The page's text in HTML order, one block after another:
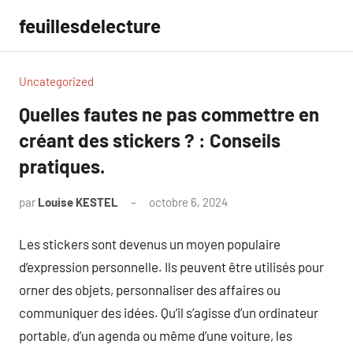
contenu
feuillesdelecture
Uncategorized
Quelles fautes ne pas commettre en
créant des stickers ? : Conseils
pratiques.
par Louise KESTEL octobre 6, 2024
Les stickers sont devenus un moyen populaire
d’expression personnelle. Ils peuvent être utilisés pour
orner des objets, personnaliser des affaires ou
communiquer des idées. Qu’il s’agisse d’un ordinateur
portable, d’un agenda ou même d’une voiture, les